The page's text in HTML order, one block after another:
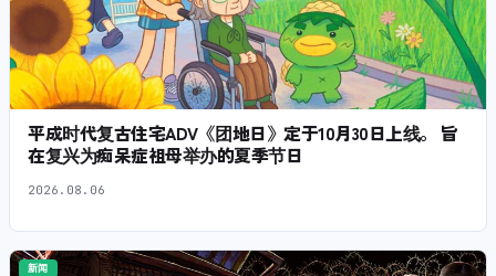
平成时代复古住宅ADV《团地日》定于10月30日上线。 旨
在复兴为痴呆症祖母举办的夏季节日
2026.08.06
新闻